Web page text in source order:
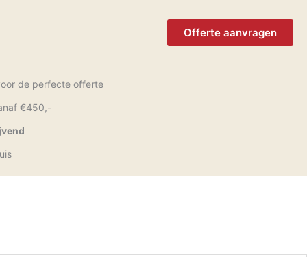
de perfecte offerte
€450,-